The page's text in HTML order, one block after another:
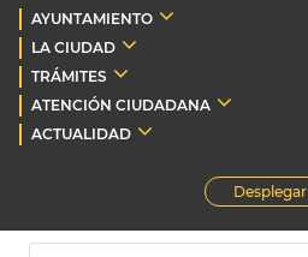
AYUNTAMIENTO
LA CIUDAD
TRÁMITES
ATENCIÓN CIUDADANA
ACTUALIDAD
Desplegar